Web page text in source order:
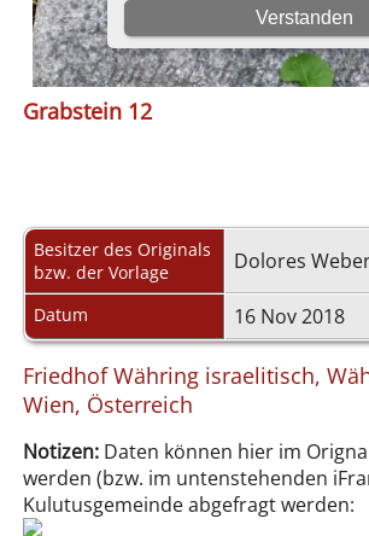
Grabstein 12
Besitzer des Originals
bzw. der Vorlage
Dolores
Datum 16 Nov 2018
Friedhof Währing israelitisch,
Wien, Österreich
Notizen:Daten können hier im
werden (bzw. im untenstehenden
Kulutusgemeinde abgefragt werden: